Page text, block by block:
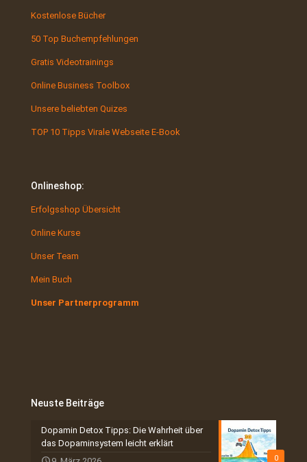
Kostenlose Bücher
50 Top Buchempfehlungen
Gratis Videotrainings
Online Business Toolbox
Unsere beliebten Quizes
TOP 10 Tipps Virale Webseite E-Book
Onlineshop:
Erfolgsshop Übersicht
Online Kurse
Unser Team
Mein Buch
Unser Partnerprogramm
Neuste Beiträge
0
Dopamin Detox Tipps: Die Wahrheit über
das Dopaminsystem leicht erklärt